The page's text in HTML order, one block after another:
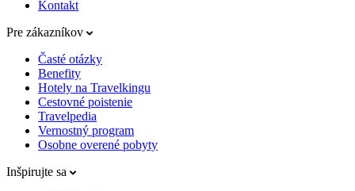
Kontakt
Pre zákazníkov
Časté otázky
Benefity
Hotely na Travelkingu
Cestovné poistenie
Travelpedia
Vernostný program
Osobne overené pobyty
Inšpirujte sa